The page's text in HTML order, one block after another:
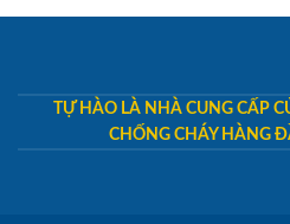
TỰ HÀO LÀ NHÀ CUNG CẤP
CHỐNG CHÁY HÀNG